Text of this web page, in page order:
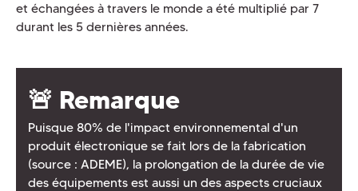
et échangées à travers le monde a été multiplié par 7
durant les 5 dernières années.
🚨 Remarque
Puisque 80% de l'impact environnemental d'un
produit électronique se fait lors de la fabrication
(source : ADEME), la prolongation de la durée de vie
des équipements est aussi un des aspects cruciaux